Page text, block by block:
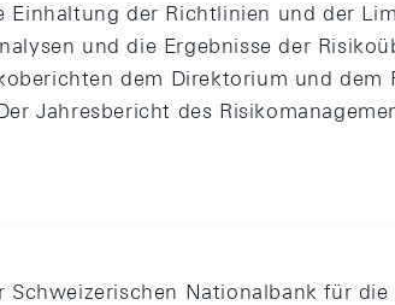
Einhaltung der Richtlinien und der
und die Ergebnisse der
dem Direktorium und dem
Jahresbericht des
Schweizerischen Nationalbank für die